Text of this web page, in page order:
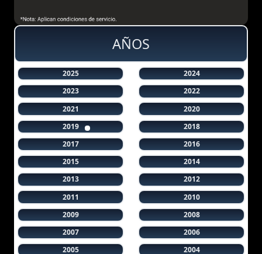
AÑOS
2025
2024
2023
2022
2021
2020
2019
2018
2017
2016
2015
2014
2013
2012
2011
2010
2009
2008
2007
2006
2005
2004